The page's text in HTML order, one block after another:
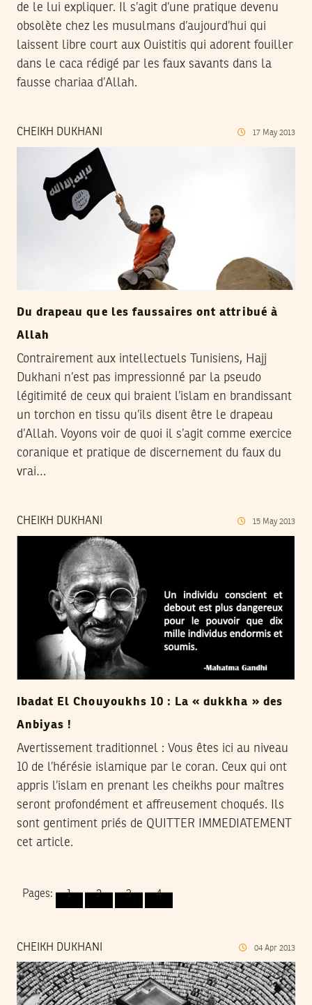
de le lui expliquer. Il s’agit d’une pratique devenu
obsolète chez les musulmans d’aujourd’hui qui
laissent libre court aux Ouistitis qui adorent fouiller
dans le caca rédigé par les faux savants dans la
fausse chariaa d’Allah.
CHEIKH DUKHANI 17 May 2013
Du drapeau que les faussaires ont attribué à
Allah
Contrairement aux intellectuels Tunisiens, Hajj
Dukhani n’est pas impressionné par la pseudo
légitimité de ceux qui braient l’islam en brandissant
un torchon en tissu qu’ils disent être le drapeau
d’Allah. Voyons voir de quoi il s’agit comme exercice
coranique et pratique de discernement du faux du
vrai…
CHEIKH DUKHANI 15 May 2013
Ibadat El Chouyoukhs 10 : La « dukkha » des
Anbiyas !
Avertissement traditionnel : Vous êtes ici au niveau
10 de l’hérésie islamique par le coran. Ceux qui ont
appris l’islam en prenant les cheikhs pour maîtres
seront profondément et affreusement choqués. Ils
sont gentiment priés de QUITTER IMMEDIATEMENT
cet article.
Pages: 1 2 3 4
CHEIKH DUKHANI 04 Apr 2013